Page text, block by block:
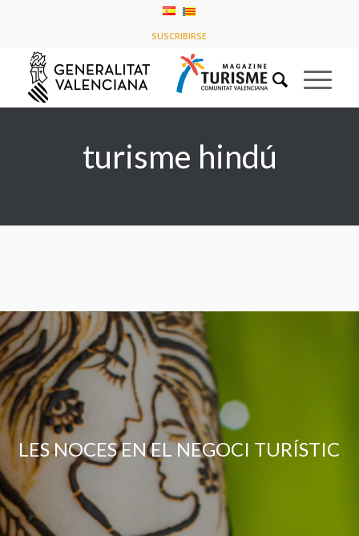
SUSCRIBIRSE
turisme hindú
LES NOCES EN EL NEGOCI TURÍSTIC